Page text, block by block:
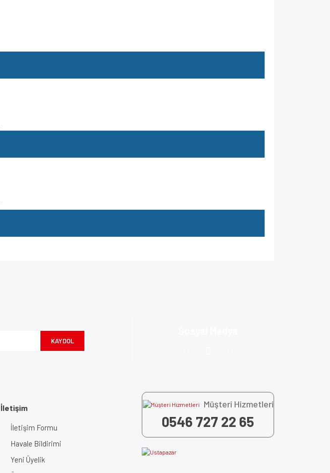
KAYDOL
İletişim
İletişim Formu
Havale Bildirimi
Yeni Üyelik
Müşteri Hizmetleri
0546 727 22 65